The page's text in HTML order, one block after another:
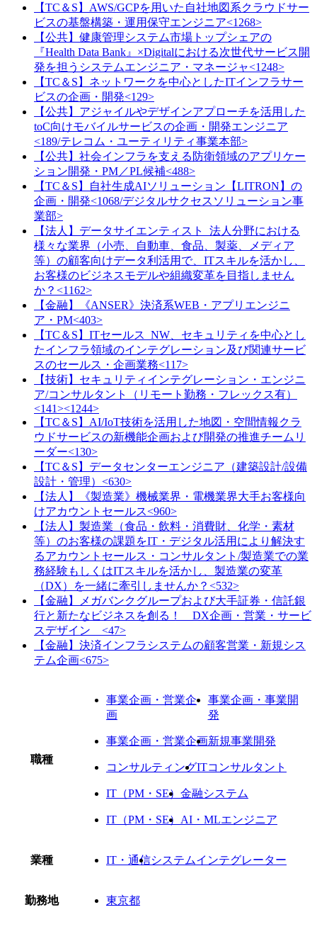
【TC＆S】AWS/GCPを用いた自社地図系クラウドサー
ビスの基盤構築・運用保守エンジニア<1268>
【公共】健康管理システム市場トップシェアの
『Health Data Bank』×Digitalにおける次世代サービス開
発を担うシステムエンジニア・マネージャ<1248>
【TC＆S】ネットワークを中心としたITインフラサー
ビスの企画・開発<129>
【公共】アジャイルやデザインアプローチを活用した
toC向けモバイルサービスの企画・開発エンジニア
<189/テレコム・ユーティリティ事業本部>
【公共】社会インフラを支える防衛領域のアプリケー
ション開発・PM／PL候補<488>
【TC＆S】自社生成AIソリューション【LITRON】の
企画・開発<1068/デジタルサクセスソリューション事
業部>
【法人】データサイエンティスト_法人分野における
様々な業界（小売、自動車、食品、製薬、メディア
等）の顧客向けデータ利活用で、ITスキルを活かし、
お客様のビジネスモデルや組織変革を目指しません
か？<1162>
【金融】《ANSER》決済系WEB・アプリエンジニ
ア・PM<403>
【TC＆S】ITセールス_NW、セキュリティを中心とし
たインフラ領域のインテグレーション及び関連サービ
スのセールス・企画業務<117>
【技術】セキュリティインテグレーション・エンジニ
ア/コンサルタント（リモート勤務・フレックス有）
<141><1244>
【TC＆S】AI/IoT技術を活用した地図・空間情報クラ
ウドサービスの新機能企画および開発の推進チームリ
ーダー<130>
【TC＆S】データセンターエンジニア（建築設計/設備
設計・管理）<630>
【法人】《製造業》機械業界・電機業界大手お客様向
けアカウントセールス<960>
【法人】製造業（食品・飲料・消費財、化学・素材
等）のお客様の課題をIT・デジタル活用により解決す
るアカウントセールス・コンサルタント/製造業での業
務経験もしくはITスキルを活かし、製造業の変革
（DX）を一緒に牽引しませんか？<532>
【金融】メガバンクグループおよび大手証券・信託銀
行と新たなビジネスを創る！ DX企画・営業・サービ
スデザイン <47>
【金融】決済インフラシステムの顧客営業・新規シス
テム企画<675>
職種
事業企画・営業企
画
事業企画・事業開
発
事業企画・営業企画新規事業開発
コンサルティングITコンサルタント
IT（PM・SE） 金融システム
IT（PM・SE） AI・MLエンジニア
業種 IT・通信システムインテグレーター
勤務地 東京都